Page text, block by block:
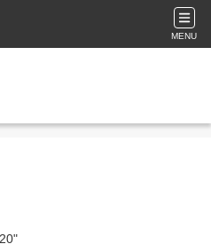
MENU